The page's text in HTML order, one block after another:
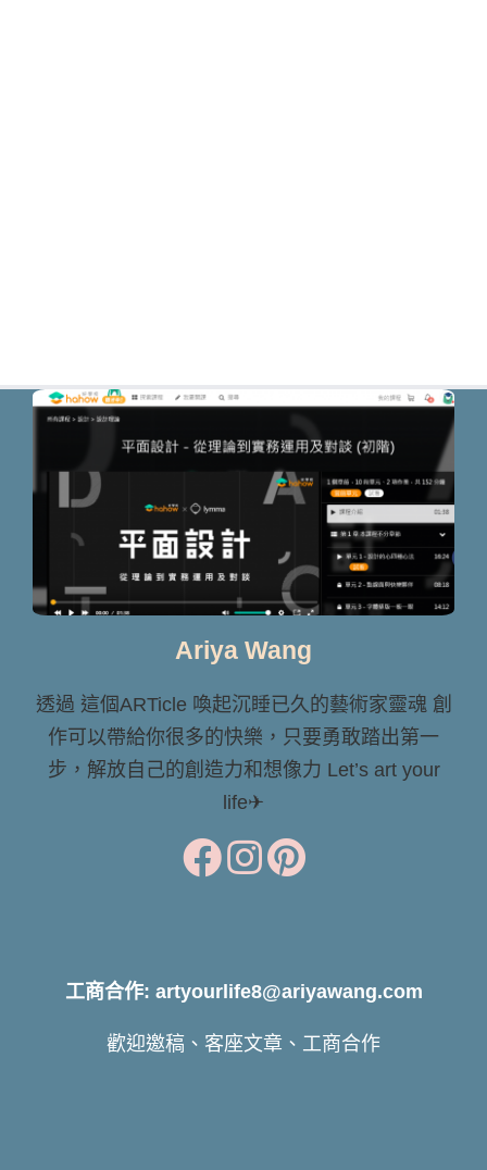
Ariya Wang
透過 這個ARTicle 喚起沉睡已久的藝術家靈魂 創
作可以帶給你很多的快樂，只要勇敢踏出第一
步，解放自己的創造力和想像力 Let’s art your
life✈
工商合作: artyourlife8@ariyawang.com
歡迎邀稿、客座文章、工商合作